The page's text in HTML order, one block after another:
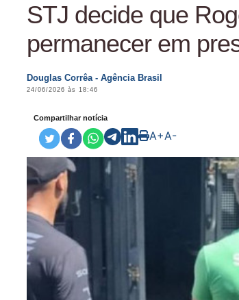
STJ decide que
permanecer em
Douglas Corrêa - Agência Brasil
24/06/2026 às 18:46
Compartilhar notícia
A+A-